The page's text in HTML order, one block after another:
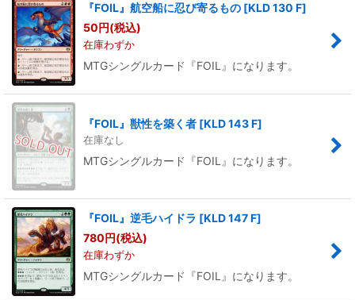
『FOIL』航空船に忍び寄るもの [KLD 130 F]
50円(税込)
在庫わずか
MTGシングルカード『FOIL』になります。
『FOIL』獣性を築く者 [KLD 143 F]
在庫なし
MTGシングルカード『FOIL』になります。
『FOIL』逆毛ハイドラ [KLD 147 F]
780円(税込)
在庫わずか
MTGシングルカード『FOIL』になります。